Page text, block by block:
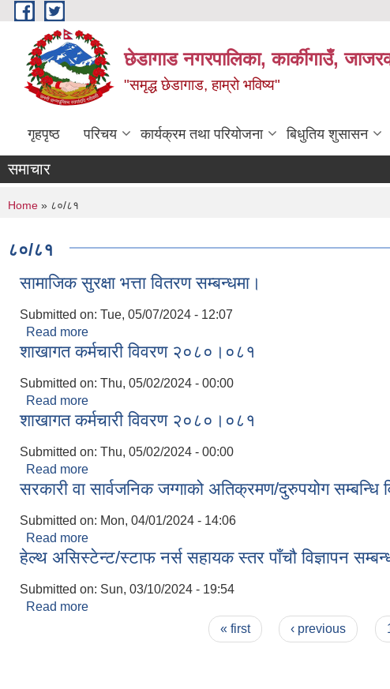
Skip to main content
छेडागाड नगरपालिका, कार्कीगाउँ,
"समृद्ध छेडागाड, हाम्रो भविष्य"
गृहपृष्ठ परिचय कार्यक्रम तथा परियोजना बिधुतिय शुसासन
समाचार
You are here
Home » ८०/८१
८०/८१
सामाजिक सुरक्षा भत्ता वितरण सम्बन्धमा।
Submitted on: Tue, 05/07/2024 - 12:07
Read more
शाखागत कर्मचारी विवरण २०८०।०८१
Submitted on: Thu, 05/02/2024 - 00:00
Read more
शाखागत कर्मचारी विवरण २०८०।०८१
Submitted on: Thu, 05/02/2024 - 00:00
Read more
सरकारी वा सार्वजनिक जग्गाको अतिक्रमण/दुरुपयोग सम्बन्धि
Submitted on: Mon, 04/01/2024 - 14:06
Read more
हेल्थ असिस्टेन्ट/स्टाफ नर्स सहायक स्तर पाँचौ विज्ञापन
Submitted on: Sun, 03/10/2024 - 19:54
Read more
« first ‹ previous